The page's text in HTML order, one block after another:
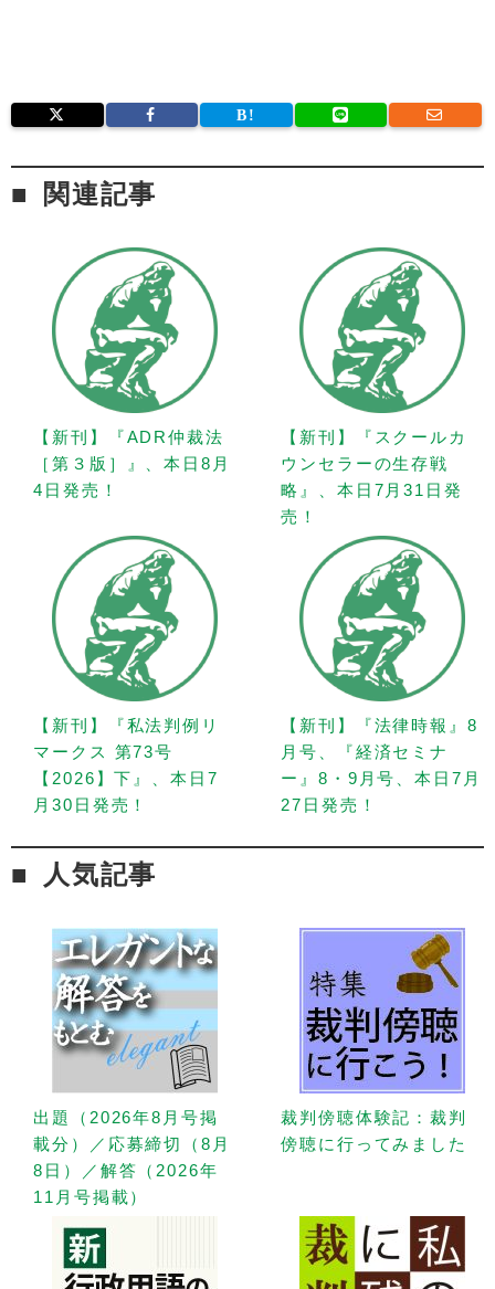
関連記事
【新刊】『ADR仲裁法
［第３版］』、本日8月
4日発売！
【新刊】『スクールカ
ウンセラーの生存戦
略』、本日7月31日発
売！
【新刊】『私法判例リ
マークス 第73号
【2026】下』、本日7
月30日発売！
【新刊】『法律時報』8
月号、『経済セミナ
ー』8・9月号、本日7月
27日発売！
人気記事
出題（2026年8月号掲
載分）／応募締切（8月
8日）／解答（2026年
11月号掲載）
裁判傍聴体験記：裁判
傍聴に行ってみました